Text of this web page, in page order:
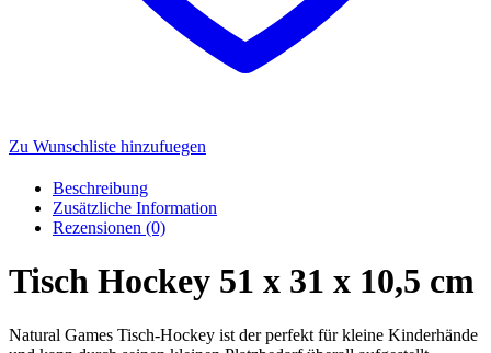
Zu Wunschliste hinzufuegen
Beschreibung
Zusätzliche Information
Rezensionen (0)
Tisch Hockey 51 x 31 x 10,5 cm
Natural Games Tisch-Hockey ist der perfekt für kleine Kinderhände